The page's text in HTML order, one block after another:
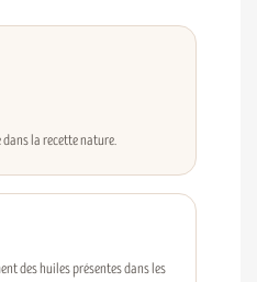
la recette nature.
des huiles présentes dans les